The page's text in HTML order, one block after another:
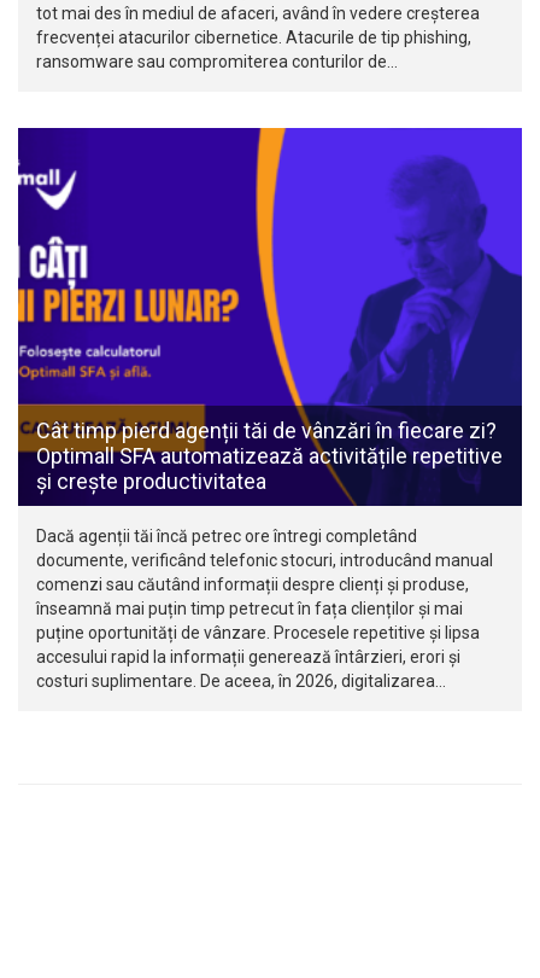
tot mai des în mediul de afaceri, având în vedere creșterea
frecvenței atacurilor cibernetice. Atacurile de tip phishing,
ransomware sau compromiterea conturilor de…
Cât timp pierd agenții tăi de vânzări în fiecare zi?
Optimall SFA automatizează activitățile repetitive
și crește productivitatea
Dacă agenții tăi încă petrec ore întregi completând
documente, verificând telefonic stocuri, introducând manual
comenzi sau căutând informații despre clienți și produse,
înseamnă mai puțin timp petrecut în fața clienților și mai
puține oportunități de vânzare. Procesele repetitive și lipsa
accesului rapid la informații generează întârzieri, erori și
costuri suplimentare. De aceea, în 2026, digitalizarea…